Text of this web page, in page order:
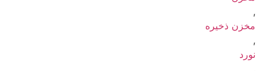
مخزن ذخیره
نورد